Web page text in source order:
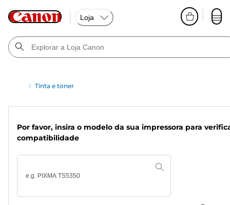
Loja
Tinta e toner
Por favor, insira o modelo da sua impressora para
compatibilidade